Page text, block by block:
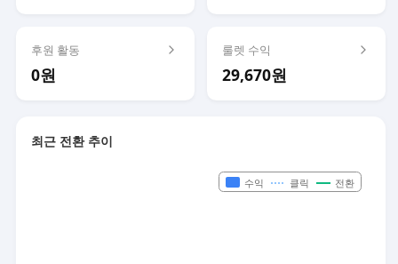
후원 활동
0원
룰렛 수익
29,670원
최근 전환 추이